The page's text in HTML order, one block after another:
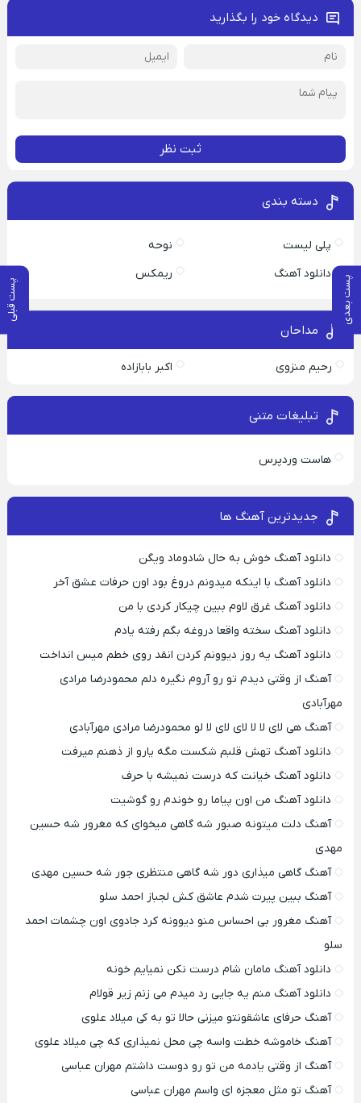
پست بعدی پست قبلی
دیدگاه خود را بگذارید
ثبت نظر
دسته بندی
پلی لیست
نوحه
دانلود آهنگ
ریمکس
مداحان
رحیم منزوی اکبر بابازاده
تبلیغات متنی
هاست وردپرس
جدیدترین آهنگ ها
دانلود آهنگ خوش به حال شادوماد ویگن
دانلود آهنگ با اینکه میدونم دروغ بود اون حرفات عشق آخر
دانلود آهنگ غرق لاوم ببین چیکار کردی با من
دانلود آهنگ سخته واقعا دروغه بگم رفته یادم
دانلود آهنگ یه روز دیوونم کردن انقد روی خطم میس انداخت
آهنگ از وقتی دیدم تو رو آروم نگیره دلم محمودرضا مرادی
مهرآبادی
آهنگ هی لای لا لا لای لای لا لو محمودرضا مرادی مهرآبادی
دانلود آهنگ تهش قلبم شکست مگه یارو از ذهنم میرفت
دانلود آهنگ خیانت که درست نمیشه با حرف
دانلود آهنگ من اون پیاما رو خوندم رو گوشیت
آهنگ دلت میتونه صبور شه گاهی میخوای که مغرور شه حسین
مهدی
آهنگ گاهی میذاری دور شه گاهی منتظری جور شه حسین مهدی
آهنگ ببین پیرت شدم عاشق کش لجباز احمد سلو
آهنگ مغرور بی احساس منو دیوونه کرد جادوی اون چشمات احمد
سلو
دانلود آهنگ مامان شام درست نکن نمیایم خونه
دانلود آهنگ منم یه جایی رد میدم می زنم زیر قولام
آهنگ حرفای عاشقونتو میزنی حالا تو به کی میلاد علوی
آهنگ خاموشه خطت واسه چی محل نمیذاری که چی میلاد علوی
آهنگ از وقتی یادمه من تو رو دوست داشتم مهران عباسی
آهنگ تو مثل معجزه ای واسم مهران عباسی